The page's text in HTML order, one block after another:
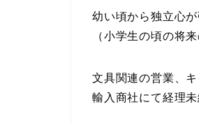
幼い頃から独立心
（小学生の頃の将
文具関連の営業、
輸入商社にて経理